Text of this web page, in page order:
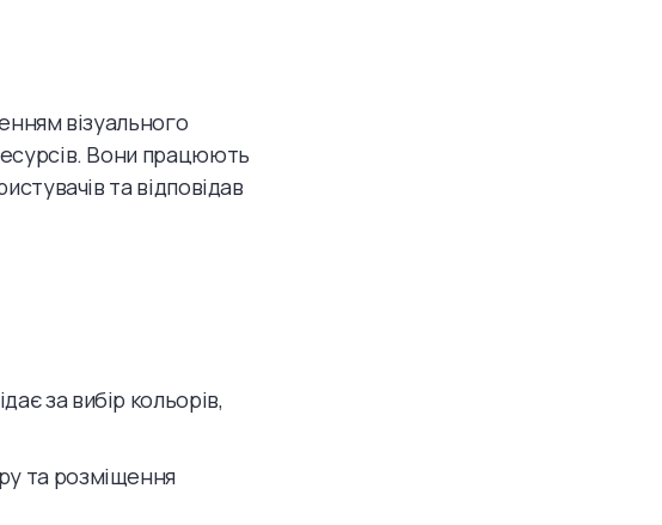
візуального
Вони працюють
та відповідав
за вибір кольорів,
та розміщення